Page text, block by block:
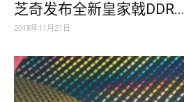
芝奇发布全新皇家戟DDR...
2018年11月21日